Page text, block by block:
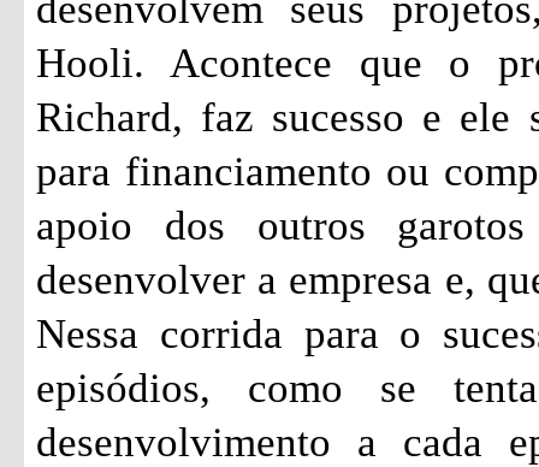
Hooli. Acontece que o
Richard, faz sucesso e ele
para financiamento ou
apoio dos outros
desenvolver a empresa e,
Nessa corrida para o
episódios, como se
desenvolvimento a cada